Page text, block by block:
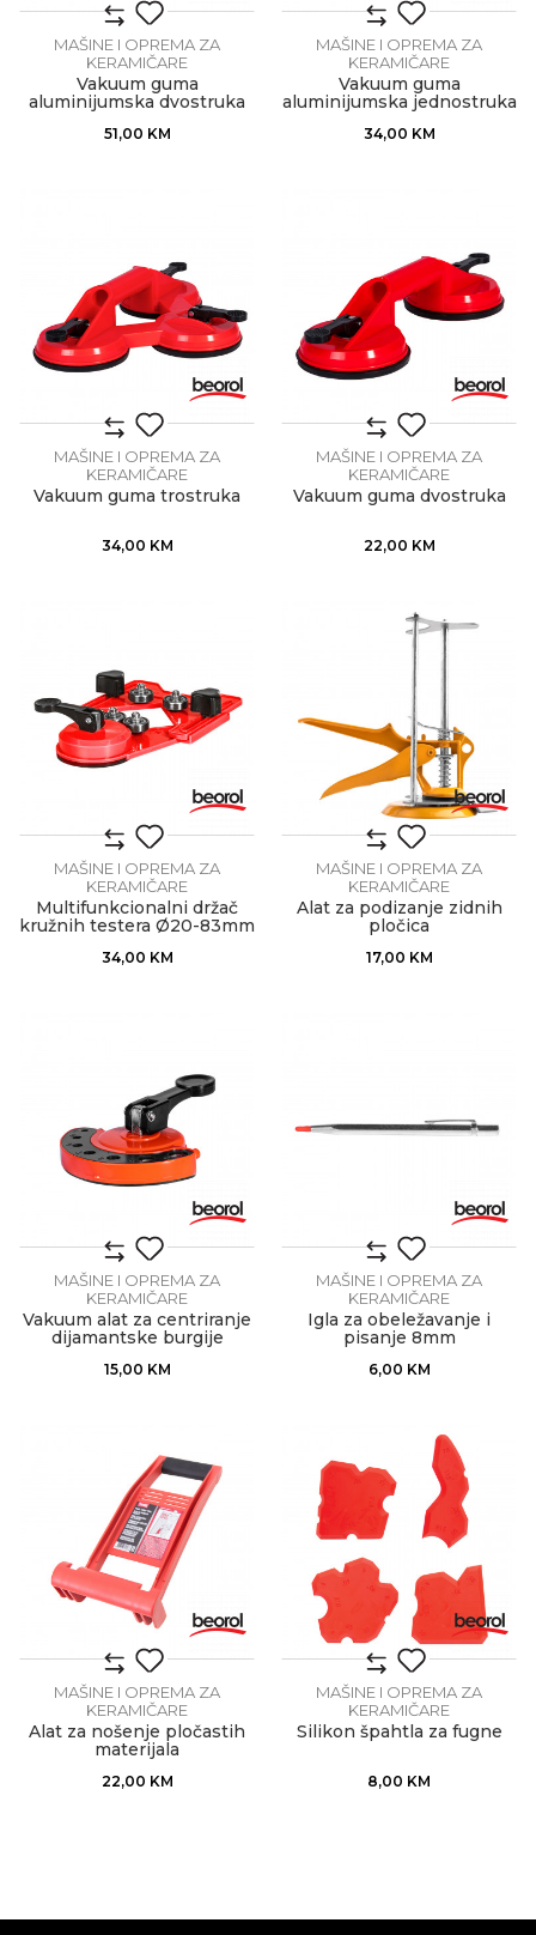
MAŠINE I OPREMA ZA
KERAMIČARE
Vakuum guma
aluminijumska dvostruka
51,00 KM
MAŠINE I OPREMA ZA
KERAMIČARE
Vakuum guma
aluminijumska jednostruka
34,00 KM
MAŠINE I OPREMA ZA
KERAMIČARE
Vakuum guma trostruka
34,00 KM
MAŠINE I OPREMA ZA
KERAMIČARE
Vakuum guma dvostruka
22,00 KM
MAŠINE I OPREMA ZA
KERAMIČARE
Multifunkcionalni držač
kružnih testera Ø20-83mm
34,00 KM
MAŠINE I OPREMA ZA
KERAMIČARE
Alat za podizanje zidnih
pločica
17,00 KM
MAŠINE I OPREMA ZA
KERAMIČARE
Vakuum alat za centriranje
dijamantske burgije
15,00 KM
MAŠINE I OPREMA ZA
KERAMIČARE
Igla za obeležavanje i
pisanje 8mm
6,00 KM
MAŠINE I OPREMA ZA
KERAMIČARE
Alat za nošenje pločastih
materijala
22,00 KM
MAŠINE I OPREMA ZA
KERAMIČARE
Silikon špahtla za fugne
8,00 KM